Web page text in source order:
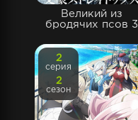
Великий из
бродячих псов 3
2
серия
2
сезон